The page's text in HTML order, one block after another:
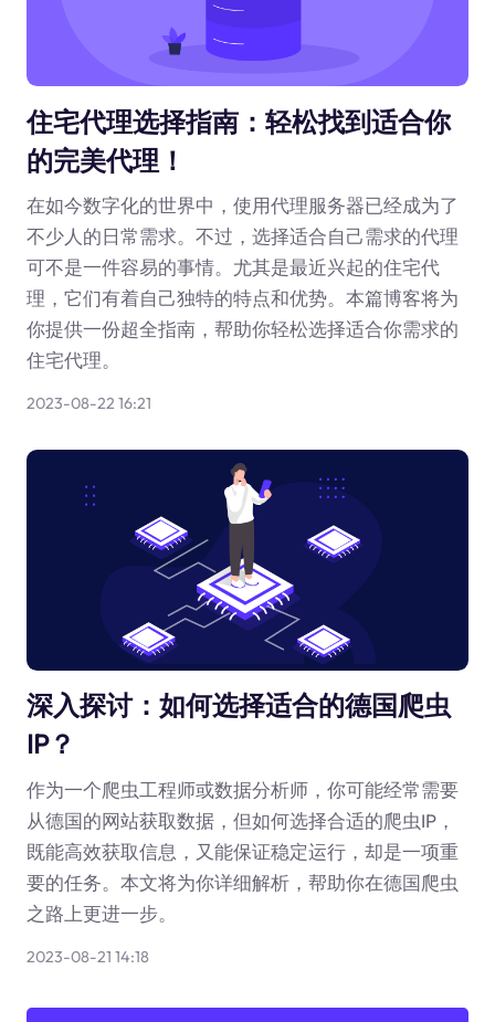
住宅代理选择指南：轻松找到适合你
的完美代理！
在如今数字化的世界中，使用代理服务器已经成为了
不少人的日常需求。不过，选择适合自己需求的代理
可不是一件容易的事情。尤其是最近兴起的住宅代
理，它们有着自己独特的特点和优势。本篇博客将为
你提供一份超全指南，帮助你轻松选择适合你需求的
住宅代理。
2023-08-22 16:21
深入探讨：如何选择适合的德国爬虫
IP？
作为一个爬虫工程师或数据分析师，你可能经常需要
从德国的网站获取数据，但如何选择合适的爬虫IP，
既能高效获取信息，又能保证稳定运行，却是一项重
要的任务。本文将为你详细解析，帮助你在德国爬虫
之路上更进一步。
2023-08-21 14:18